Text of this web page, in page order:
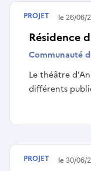
Résidence
Communauté
Le théâtre
différents
Terminé le26/06/
PROJET
Terminé le30/06/
PROJET